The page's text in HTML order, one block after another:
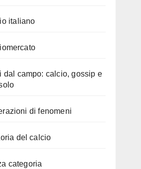
italiano
dal campo: calcio, gossip e
di fenomeni
del calcio
categoria